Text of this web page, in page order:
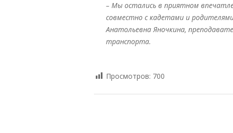
– Мы остались в приятном
совместно с кадетами и
Анатольевна Яночкина,
транспорта.
Просмотров: 700